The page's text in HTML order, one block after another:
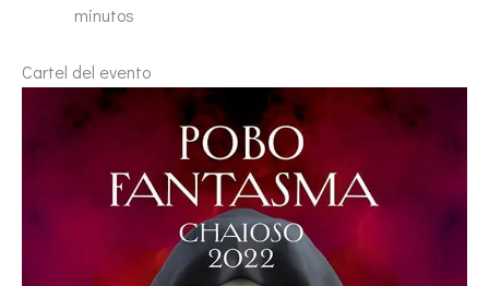
minutos
Cartel del evento